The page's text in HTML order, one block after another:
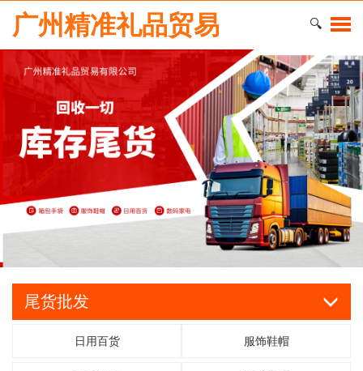
🔍
广州精准礼品贸易
尾货批发
日用百货 服饰鞋帽